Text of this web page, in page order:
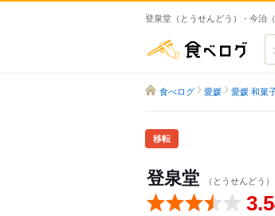
登泉堂（とうせんどう） - 今治（
食べ
食べログ 愛媛 愛媛 和菓
移転
登泉堂 （とうせんどう）